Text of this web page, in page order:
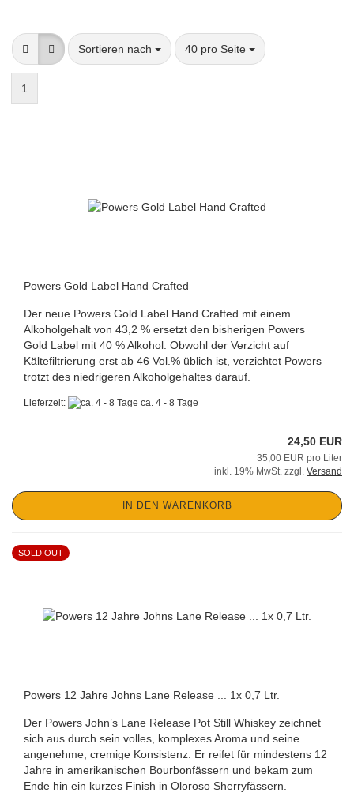
Sortieren nach
Sortieren nach 40 pro Seite
pro Seite
1
Powers Gold Label Hand Crafted
Der neue Powers Gold Label Hand Crafted mit einem
Alkoholgehalt von 43,2 % ersetzt den bisherigen Powers
Gold Label mit 40 % Alkohol. Obwohl der Verzicht auf
Kältefiltrierung erst ab 46 Vol.% üblich ist, verzichtet Powers
trotzt des niedrigeren Alkoholgehaltes darauf.
Lieferzeit: ca. 4 - 8 Tage
24,50 EUR
35,00 EUR pro Liter
inkl. 19% MwSt. zzgl. Versand
IN DEN WARENKORB
SOLD OUT
Powers 12 Jahre Johns Lane Release ... 1x 0,7 Ltr.
Der Powers John’s Lane Release Pot Still Whiskey zeichnet
sich aus durch sein volles, komplexes Aroma und seine
angenehme, cremige Konsistenz. Er reifet für mindestens 12
Jahre in amerikanischen Bourbonfässern und bekam zum
Ende hin ein kurzes Finish in Oloroso Sherryfässern.